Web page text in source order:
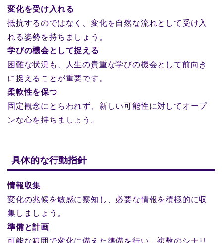
変化を受け入れる
抵抗するのではなく、変化を自然な流れとして受け入
れる姿勢を持ちましょう。
学びの機会として捉える
困難な状況も、人生の貴重な学びの機会として前向き
に捉えることが重要です。
柔軟性を保つ
固定観念にとらわれず、新しい可能性に対してオープ
ンな心を持ちましょう。
具体的な行動指針
情報収集
変化の兆候を敏感に察知し、必要な情報を積極的に収
集しましょう。
準備と計画
可能な範囲で変化に備えた準備を行い、複数のシナリ